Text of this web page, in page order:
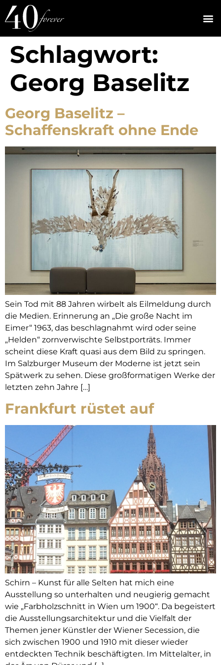
Schlagwort:
Georg Baselitz
Georg Baselitz –
Schaffenskraft ohne Ende
Sein Tod mit 88 Jahren wirbelt als Eilmeldung durch
die Medien. Erinnerung an „Die große Nacht im
Eimer“ 1963, das beschlagnahmt wird oder seine
„Helden“ zornverwischte Selbstporträts. Immer
scheint diese Kraft quasi aus dem Bild zu springen.
Im Salzburger Museum der Moderne ist jetzt sein
Spätwerk zu sehen. Diese großformatigen Werke der
letzten zehn Jahre […]
Frankfurt rüstet auf
Schirn – Kunst für alle Selten hat mich eine
Ausstellung so unterhalten und neugierig gemacht
wie „Farbholzschnitt in Wien um 1900“. Da begeistert
die Ausstellungsarchitektur und die Vielfalt der
Themen jener Künstler der Wiener Secession, die
sich zwischen 1900 und 1910 mit dieser wieder
entdeckten Technik beschäftigten. Im Mittelalter, in